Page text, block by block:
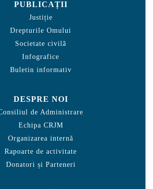
PUBLICAȚII
Justiție
Drepturile Omului
Societate civilă
Infografice
Buletin informativ
DESPRE NOI
de Administrare
Echipa CRJM
Organizarea internă
Rapoarte de activitate
Donatori și Parteneri